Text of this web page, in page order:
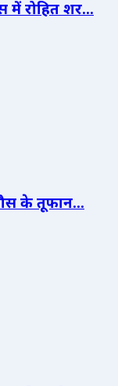
में रोहित शर...
के तूफान...